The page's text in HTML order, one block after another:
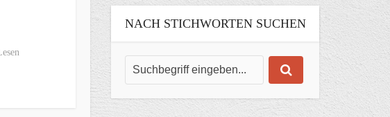
NACH STICHWORTEN SUCHEN